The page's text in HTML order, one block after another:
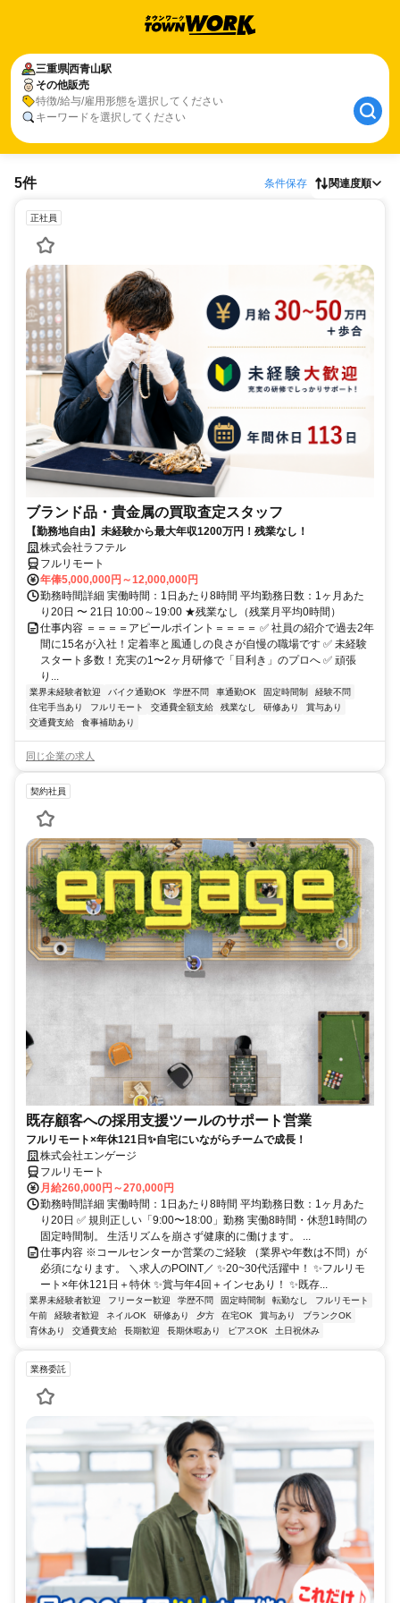
三重県西青山駅
その他販売
特徴/給与/雇用形態を選択してください
キーワードを選択してください
5件 条件保存 関連度順
正社員
ブランド品・貴金属の買取査定スタッフ
【勤務地自由】未経験から最大年収1200万円！残業なし！
株式会社ラフテル
フルリモート
年俸5,000,000円～12,000,000円
勤務時間詳細 実働時間：1日あたり8時間 平均勤務日数：1ヶ月あた
り20日 〜 21日 10:00～19:00 ★残業なし（残業月平均0時間）
仕事内容 ＝＝＝＝アピールポイント＝＝＝＝ ✅ 社員の紹介で過去2年
間に15名が入社！定着率と風通しの良さが自慢の職場です ✅ 未経験
スタート多数！充実の1〜2ヶ月研修で「目利き」のプロへ ✅ 頑張
り...
業界未経験者歓迎 バイク通勤OK 学歴不問 車通勤OK 固定時間制
経験不問
住宅手当あり
フルリモート 交通費全額支給 残業なし 研修あり
賞与あり
交通費支給
食事補助あり
同じ企業の求人
契約社員
既存顧客への採用支援ツールのサポート営業
フルリモート×年休121日✨自宅にいながらチームで成長！
株式会社エンゲージ
フルリモート
月給260,000円～270,000円
勤務時間詳細 実働時間：1日あたり8時間 平均勤務日数：1ヶ月あた
り20日 ✅ 規則正しい「9:00〜18:00」勤務 実働8時間・休憩1時間の
固定時間制。 生活リズムを崩さず健康的に働けます。 ...
仕事内容 ※コールセンターか営業のご経験 （業界や年数は不問）が
必須になります。 ＼求人のPOINT／ ✨20~30代活躍中！ ✨フルリモ
ート×年休121日＋特休 ✨賞与年4回＋インセあり！ ✨既存...
業界未経験者歓迎 フリーター歓迎 学歴不問 固定時間制 転勤なし
フルリモート
午前
経験者歓迎 ネイルOK 研修あり 夕方 在宅OK 賞与あり
ブランクOK
育休あり
交通費支給 長期歓迎 長期休暇あり ピアスOK 土日祝休み
業務委託